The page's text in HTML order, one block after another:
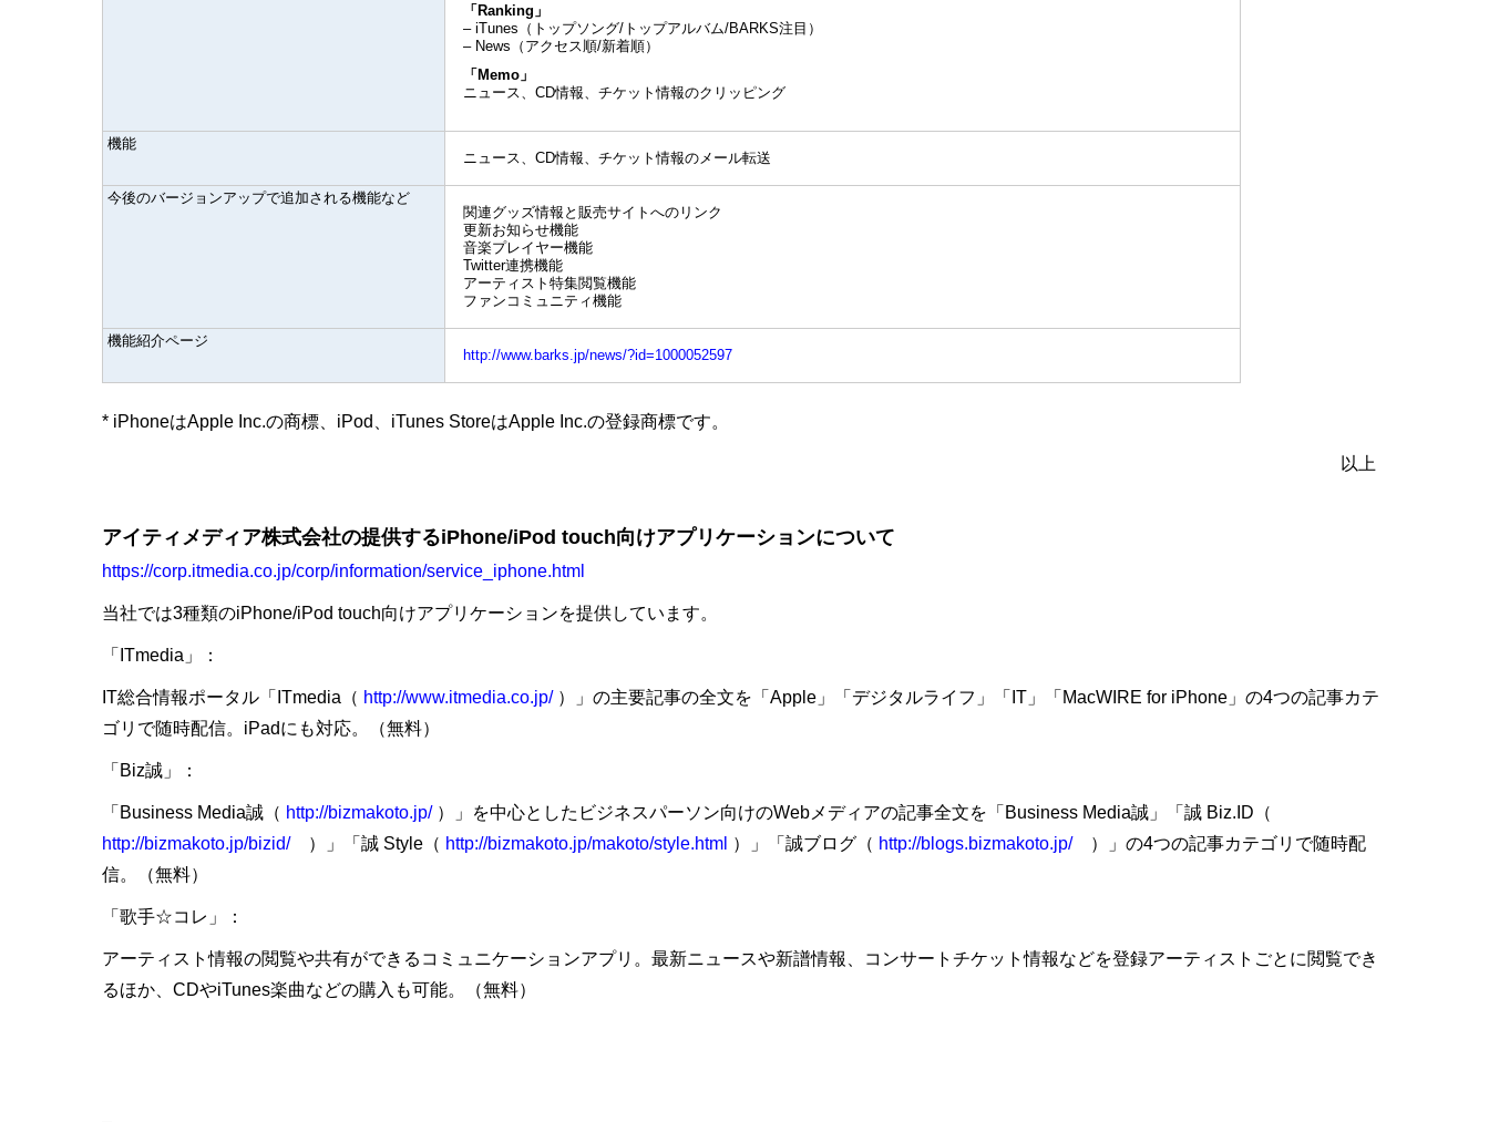
「Ranking」
– iTunes（トップソング/トップアルバム/BARKS注目）
– News（アクセス順/新着順）
「Memo」
ニュース、CD情報、チケット情報のクリッピング
機能
ニュース、CD情報、チケット情報のメール転送
今後のバージョンアップで追加される機能など
関連グッズ情報と販売サイトへのリンク
更新お知らせ機能
音楽プレイヤー機能
Twitter連携機能
アーティスト特集閲覧機能
ファンコミュニティ機能
機能紹介ページ
http://www.barks.jp/news/?id=1000052597
* iPhoneはApple Inc.の商標、iPod、iTunes StoreはApple Inc.の登録商標です。
以上
アイティメディア株式会社の提供するiPhone/iPod touch向けアプリケーションについて
https://corp.itmedia.co.jp/corp/information/service_iphone.html
当社では3種類のiPhone/iPod touch向けアプリケーションを提供しています。
「ITmedia」：
IT総合情報ポータル「ITmedia（ http://www.itmedia.co.jp/）」の主要記事の全文を「Apple」「デジタルライフ」「IT」「MacWIRE for iPhone」の4つの記事カテ
ゴリで随時配信。iPadにも対応。（無料）
「Biz誠」：
「Business Media誠（ http://bizmakoto.jp/）」を中心としたビジネスパーソン向けのWebメディアの記事全文を「Business Media誠」「誠 Biz.ID（
http://bizmakoto.jp/bizid/）」「誠 Style（ http://bizmakoto.jp/makoto/style.html ）」「誠ブログ（ http://blogs.bizmakoto.jp/）」の4つの記事カテゴリで随時配
信。（無料）
「歌手☆コレ」：
アーティスト情報の閲覧や共有ができるコミュニケーションアプリ。最新ニュースや新譜情報、コンサートチケット情報などを登録アーティストごとに閲覧でき
るほか、CDやiTunes楽曲などの購入も可能。（無料）